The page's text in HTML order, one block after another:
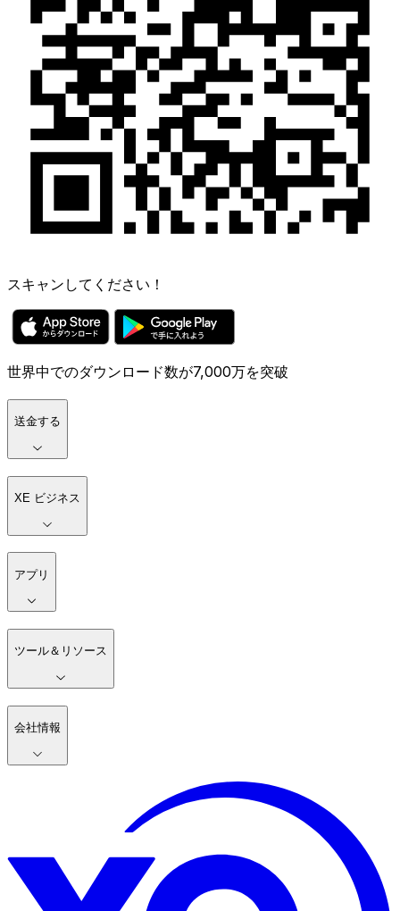
スキャンしてください！
世界中でのダウンロード数が7,000万を突破
送金する
XE ビジネス
アプリ
ツール＆リソース
会社情報